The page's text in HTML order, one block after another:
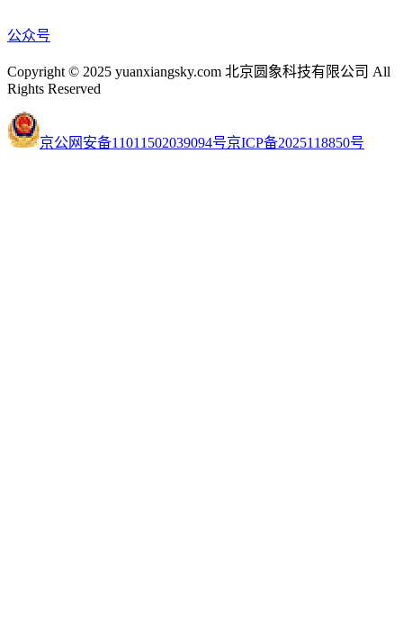
公众号
Copyright © 2025 yuanxiangsky.com 北京圆象科技有限公司 All
Rights Reserved
京公网安备11011502039094号京ICP备2025118850号